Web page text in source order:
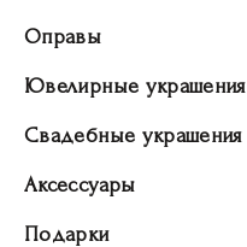
Оправы
Ювелирные украшения
Свадебные украшения
Аксессуары
Подарки